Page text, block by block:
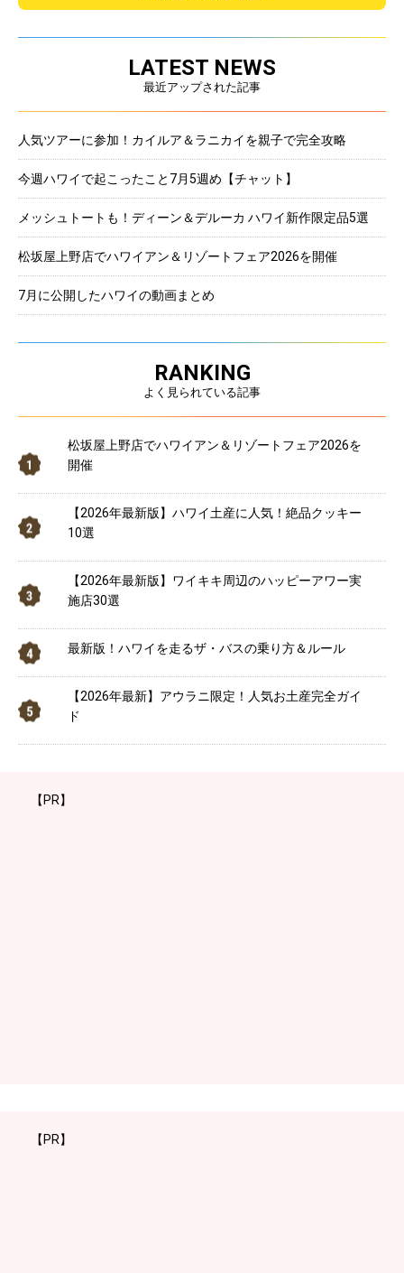
LATEST NEWS
最近アップされた記事
人気ツアーに参加！カイルア＆ラニカイを親子で完全攻略
今週ハワイで起こったこと7月5週め【チャット】
メッシュトートも！ディーン＆デルーカ ハワイ新作限定品5選
松坂屋上野店でハワイアン＆リゾートフェア2026を開催
7月に公開したハワイの動画まとめ
RANKING
よく見られている記事
松坂屋上野店でハワイアン＆リゾートフェア2026を
開催
【2026年最新版】ハワイ土産に人気！絶品クッキー
10選
【2026年最新版】ワイキキ周辺のハッピーアワー実
施店30選
最新版！ハワイを走るザ・バスの乗り方＆ルール
【2026年最新】アウラニ限定！人気お土産完全ガイ
ド
【PR】
【PR】